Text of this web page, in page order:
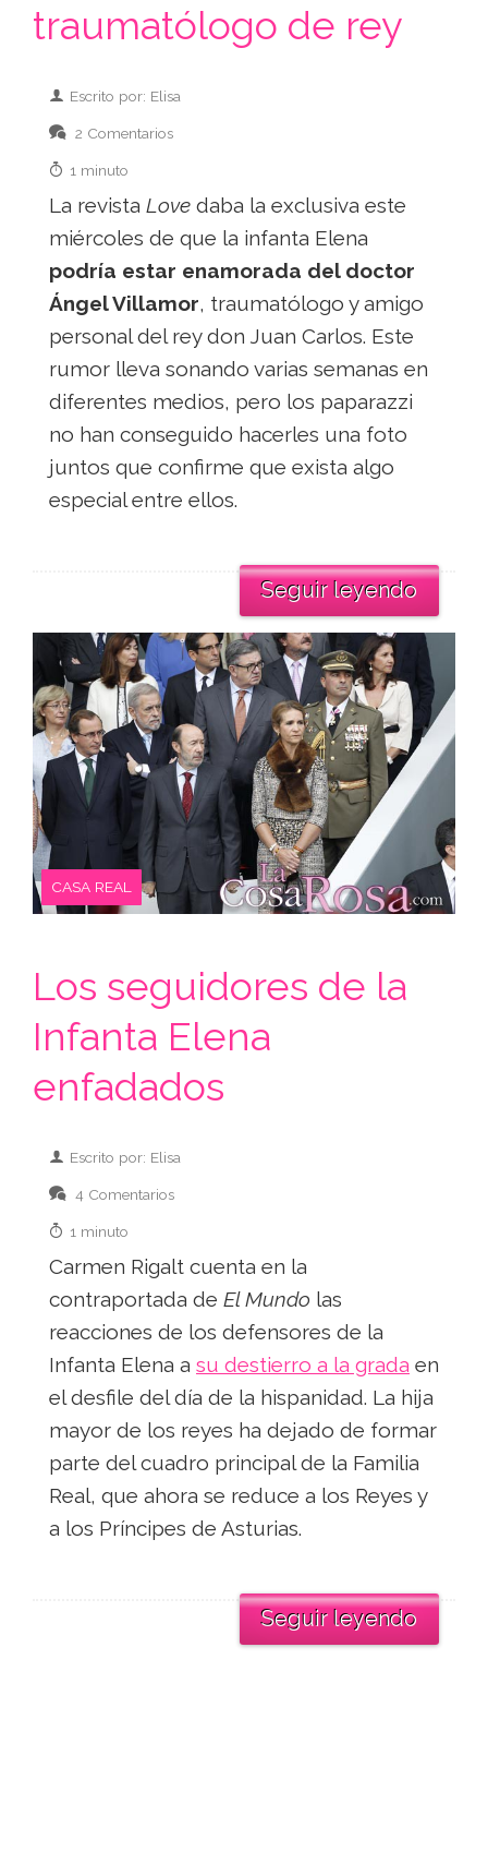
traumatólogo de rey
Escrito por: Elisa
2 Comentarios
1 minuto
La revista Love daba la exclusiva este
miércoles de que la infanta Elena
podría estar enamorada del doctor
Ángel Villamor, traumatólogo y amigo
personal del rey don Juan Carlos. Este
rumor lleva sonando varias semanas en
diferentes medios, pero los paparazzi
no han conseguido hacerles una foto
juntos que confirme que exista algo
especial entre ellos.
Seguir leyendo
CASA REAL
Los seguidores de la
Infanta Elena
enfadados
Escrito por: Elisa
4 Comentarios
1 minuto
Carmen Rigalt cuenta en la
contraportada de El Mundo las
reacciones de los defensores de la
Infanta Elena a su destierro a la grada en
el desfile del día de la hispanidad. La hija
mayor de los reyes ha dejado de formar
parte del cuadro principal de la Familia
Real, que ahora se reduce a los Reyes y
a los Príncipes de Asturias.
Seguir leyendo